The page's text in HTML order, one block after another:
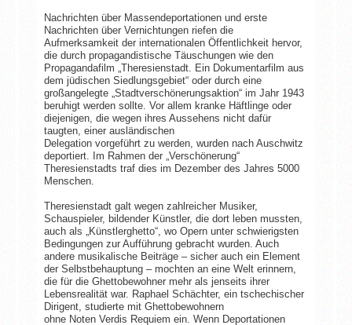
Nachrichten über Massendeportationen und erste
Nachrichten über Vernichtungen riefen die
Aufmerksamkeit der internationalen Öffentlichkeit hervor,
die durch propagandistische Täuschungen wie den
Propagandafilm „Theresienstadt. Ein Dokumentarfilm aus
dem jüdischen Siedlungsgebiet“ oder durch eine
großangelegte „Stadtverschönerungsaktion“ im Jahr 1943
beruhigt werden sollte. Vor allem kranke Häftlinge oder
diejenigen, die wegen ihres Aussehens nicht dafür
taugten, einer ausländischen
Delegation vorgeführt zu werden, wurden nach Auschwitz
deportiert. Im Rahmen der „Verschönerung“
Theresienstadts traf dies im Dezember des Jahres 5000
Menschen.
Theresienstadt galt wegen zahlreicher Musiker,
Schauspieler, bildender Künstler, die dort leben mussten,
auch als „Künstlerghetto“, wo Opern unter schwierigsten
Bedingungen zur Aufführung gebracht wurden. Auch
andere musikalische Beiträge – sicher auch ein Element
der Selbstbehauptung – mochten an eine Welt erinnern,
die für die Ghettobewohner mehr als jenseits ihrer
Lebensrealität war. Raphael Schächter, ein tschechischer
Dirigent, studierte mit Ghettobewohnern
ohne Noten Verdis Requiem ein. Wenn Deportationen